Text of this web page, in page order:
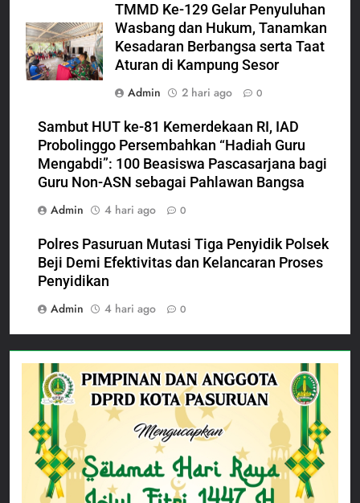
TMMD Ke-129 Gelar Penyuluhan
Wasbang dan Hukum, Tanamkan
Kesadaran Berbangsa serta Taat
Aturan di Kampung Sesor
Admin
2 hari ago 0
Sambut HUT ke-81 Kemerdekaan RI, IAD
Probolinggo Persembahkan “Hadiah Guru
Mengabdi”: 100 Beasiswa Pascasarjana bagi
Guru Non-ASN sebagai Pahlawan Bangsa
Admin
4 hari ago 0
Polres Pasuruan Mutasi Tiga Penyidik Polsek
Beji Demi Efektivitas dan Kelancaran Proses
Penyidikan
Admin
4 hari ago 0